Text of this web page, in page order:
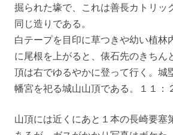
掘られた壕で、これは善長カトリッ
同じ造りである。
白テープを目印に草つきや幼い植林
に尾根を上がると、俵石先のきちん
頂は右でゆるやかに登って行く。城
幡宮を祀る城山山頂である。１１：
山頂には近くにあと１本の長崎要塞